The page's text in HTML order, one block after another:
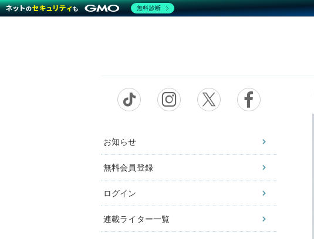
お知らせ
無料会員登録
ログイン
連載ライター一覧
無料診断